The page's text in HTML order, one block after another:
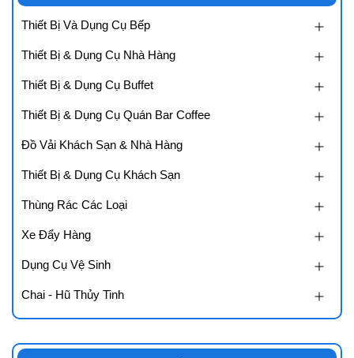
Thiết Bị Và Dụng Cụ Bếp
Thiết Bị & Dụng Cụ Nhà Hàng
Thiết Bị & Dụng Cụ Buffet
Thiết Bị & Dụng Cụ Quán Bar Coffee
Đồ Vải Khách Sạn & Nhà Hàng
Thiết Bị & Dụng Cụ Khách Sạn
Thùng Rác Các Loại
Xe Đẩy Hàng
Dụng Cụ Vệ Sinh
Chai - Hũ Thủy Tinh